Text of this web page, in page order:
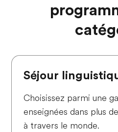
Séjour
Choisissez parmi une
enseignées dans plus
à travers le monde.